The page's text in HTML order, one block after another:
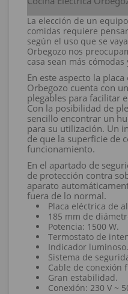
La elección de un
comidas requiere
según el uso que se
Orbegozo nos
casa sean más cómodas
En este aspecto la
Orbegozo cuenta con
plegables para facilitar
Con la posibilidad de
sencillo encontrar un
para su utilización. Un
de que la superficie de
funcionamiento.
En el apartado de
de protección contra
aparato
fuera de lo normal.
Placa eléctrica de
185 mm de
Potencia: 1500 W.
Termostato de
Indicador luminoso.
Sistema de
Cable de conexión
Gran estabilidad.
Conexión: 230 V ~